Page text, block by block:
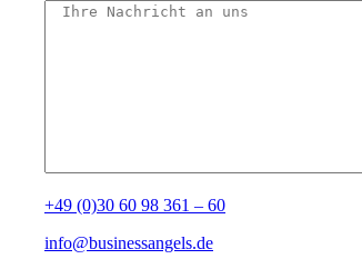
+49 (0)30 60 98 361 – 60
info@businessangels.de